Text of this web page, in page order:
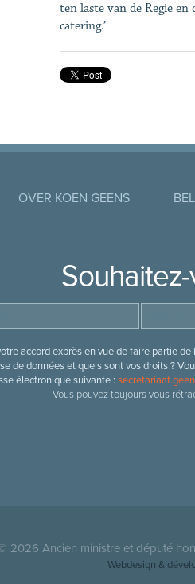
ten laste van de Regie
catering.’
OVER KOEN GEENS
accord exprès en vue de faire partie
de données et quels sont vos droits ?
électronique suivante :
Vous pouvez toujours vous
2026 Ancien ministre et député
Webdesign &